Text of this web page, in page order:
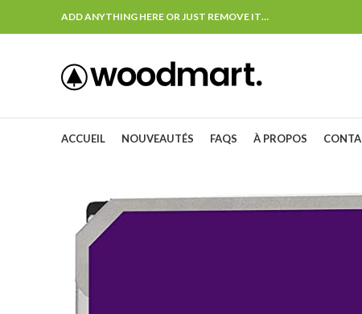
ADD ANYTHING HERE OR JUST REMOVE IT…
ACCUEIL NOUVEAUTÉS FAQS À PROPOS